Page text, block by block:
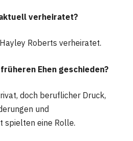
verheiratet?
Roberts verheiratet.
Ehen geschieden?
doch beruflicher Druck,
und
spielten eine Rolle.